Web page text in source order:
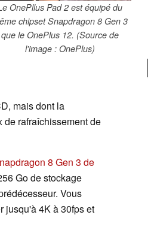
OnePllus Pad 2 est équipé du
chipset Snapdragon 8 Gen 3
que le OnePlus 12. (Source de
l'image : OnePlus)
mais dont la
de rafraîchissement de
8 Gen 3 de
Go de stockage
Vous
jusqu'à 4K à 30fps et